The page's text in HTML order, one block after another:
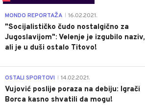
MONDO REPORTAŽA 16.02.2021.
"Socijalističko čudo nostalgično za
Jugoslavijom": Velenje je izgubilo naziv,
ali je u duši ostalo Titovo!
OSTALI SPORTOVI 14.02.2021.
Vujović poslije poraza na debiju: Igrači
Borca kasno shvatili da mogu!